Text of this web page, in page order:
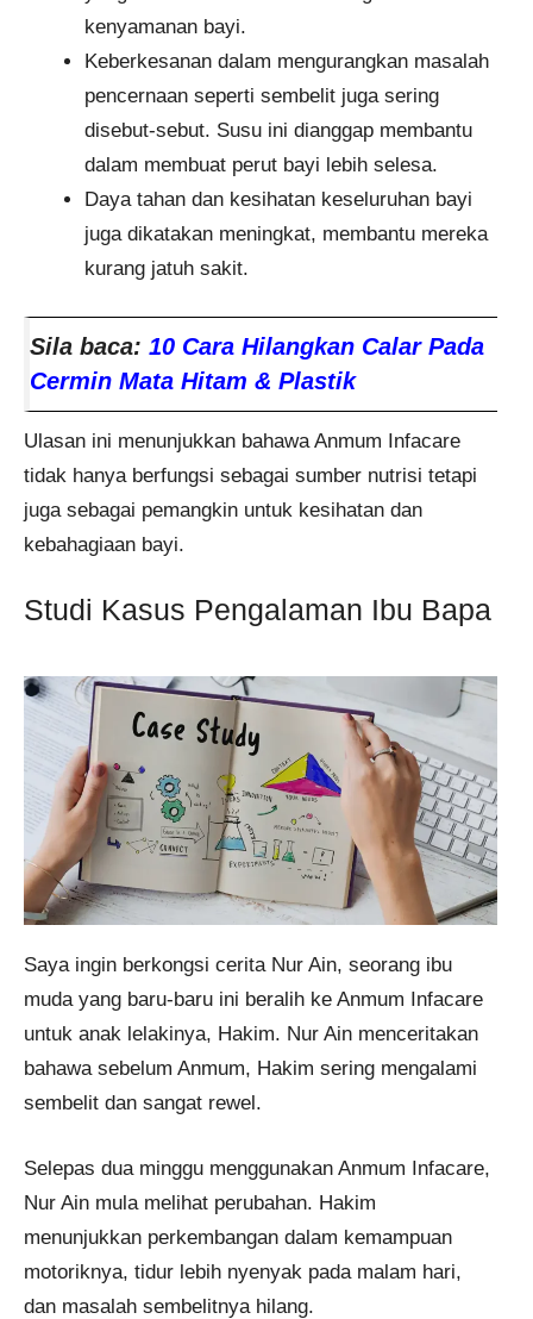
kenyamanan bayi.
Keberkesanan dalam mengurangkan masalah
pencernaan seperti sembelit juga sering
disebut-sebut. Susu ini dianggap membantu
dalam membuat perut bayi lebih selesa.
Daya tahan dan kesihatan keseluruhan bayi
juga dikatakan meningkat, membantu mereka
kurang jatuh sakit.
Sila baca: 10 Cara Hilangkan Calar Pada
Cermin Mata Hitam & Plastik
Ulasan ini menunjukkan bahawa Anmum Infacare
tidak hanya berfungsi sebagai sumber nutrisi tetapi
juga sebagai pemangkin untuk kesihatan dan
kebahagiaan bayi.
Studi Kasus Pengalaman Ibu Bapa
Saya ingin berkongsi cerita Nur Ain, seorang ibu
muda yang baru-baru ini beralih ke Anmum Infacare
untuk anak lelakinya, Hakim. Nur Ain menceritakan
bahawa sebelum Anmum, Hakim sering mengalami
sembelit dan sangat rewel.
Selepas dua minggu menggunakan Anmum Infacare,
Nur Ain mula melihat perubahan. Hakim
menunjukkan perkembangan dalam kemampuan
motoriknya, tidur lebih nyenyak pada malam hari,
dan masalah sembelitnya hilang.